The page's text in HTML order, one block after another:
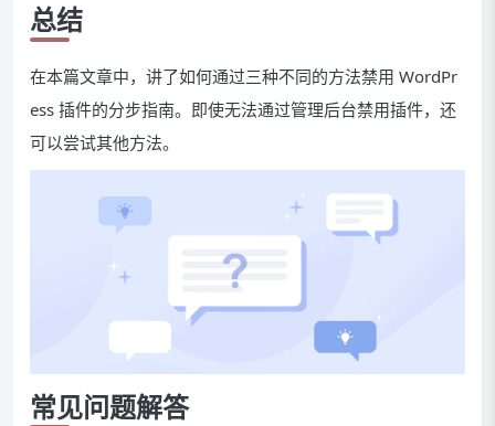
总结
在本篇文章中，讲了如何通过三种不同的方法禁用 WordPr
ess 插件的分步指南。即使无法通过管理后台禁用插件，还
可以尝试其他方法。
常见问题解答